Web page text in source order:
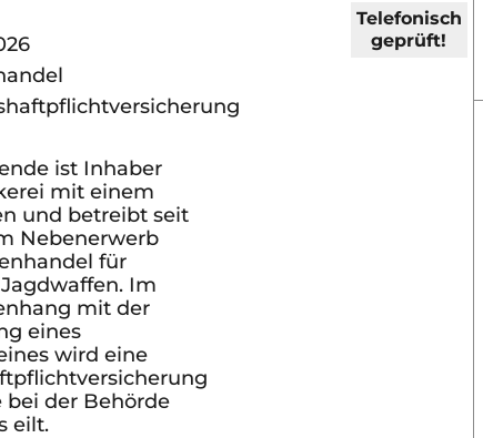
Telefonisch
geprüft!
ist Inhaber
mit einem
und betreibt seit
Nebenerwerb
für
Im
mit der
eines
wird eine
bei der Behörde
eilt.